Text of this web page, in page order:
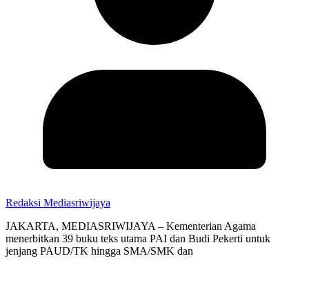
Redaksi Mediasriwijaya
JAKARTA, MEDIASRIWIJAYA – Kementerian Agama
menerbitkan 39 buku teks utama PAI dan Budi Pekerti untuk
jenjang PAUD/TK hingga SMA/SMK dan